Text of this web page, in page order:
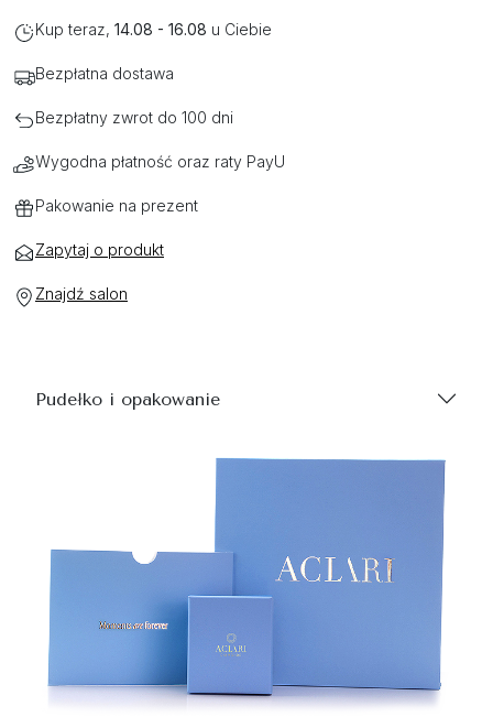
Kup teraz, 14.08 - 16.08 u Ciebie
Bezpłatna dostawa
Bezpłatny zwrot do 100 dni
Wygodna płatność oraz raty PayU
Pakowanie na prezent
Zapytaj o produkt
Znajdź salon
Pudełko i opakowanie